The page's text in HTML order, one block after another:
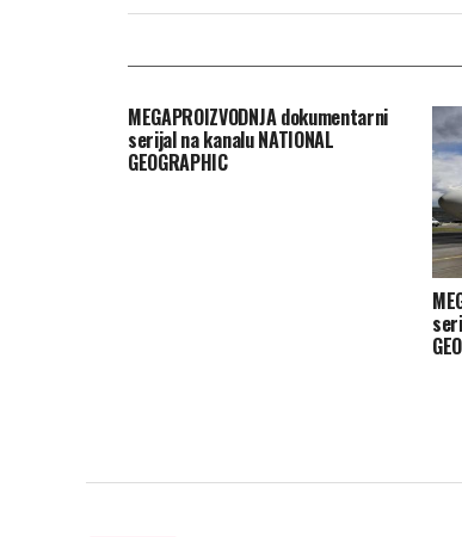
MEGAPROIZVODNJA dokumentarni
serijal na kanalu NATIONAL
GEOGRAPHIC